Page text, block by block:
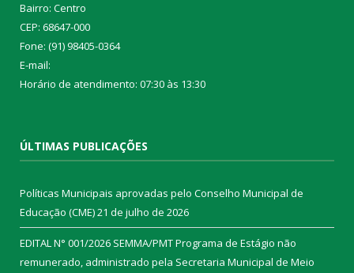
Bairro: Centro
CEP: 68647-000
Fone: (91) 98405-0364
E-mail:
Horário de atendimento: 07:30 às 13:30
ÚLTIMAS PUBLICAÇÕES
Políticas Municipais aprovadas pelo Conselho Municipal de
Educação (CME)21 de julho de 2026
EDITAL N° 001/2026 SEMMA/PMT Programa de Estágio não
remunerado, administrado pela Secretaria Municipal de Meio